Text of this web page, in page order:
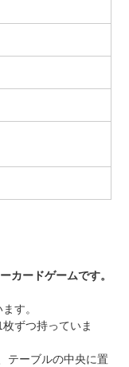
カードゲームです。
す。
ずつ持っていま
テーブルの中央に置